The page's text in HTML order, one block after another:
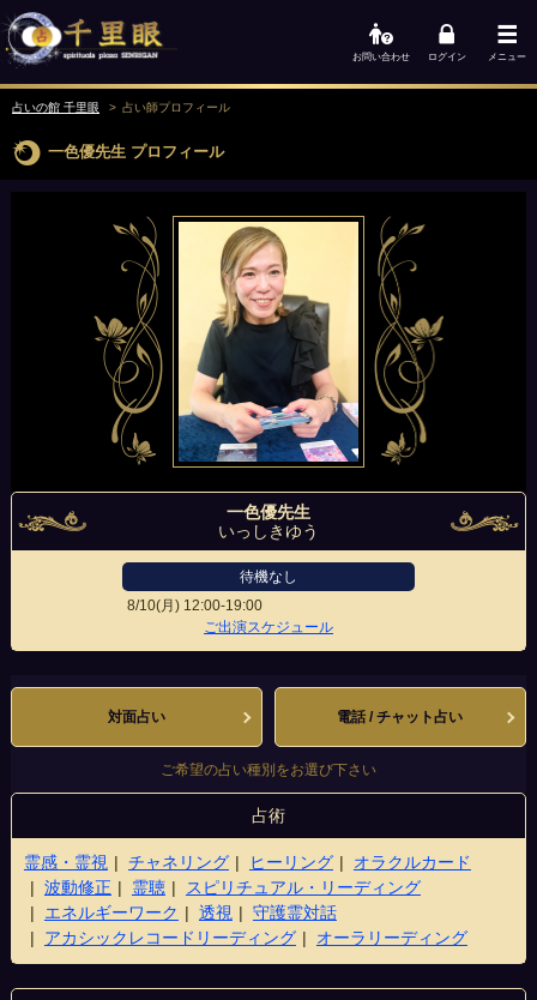
お問い合わせ ログイン メニュー
占いの館 千里眼 占い師プロフィール
一色優先生 プロフィール
一色優先生
いっしきゆう
待機なし
8/10(月) 12:00-19:00
ご出演スケジュール
対面占い 電話 / チャット占い
ご希望の占い種別をお選び下さい
占術
霊感・霊視 チャネリング ヒーリング
オラクルカード
波動修正
霊聴
スピリチュアル・リーディング
エネルギーワーク
透視
守護霊対話
アカシックレコードリーディング
オーラリーディング